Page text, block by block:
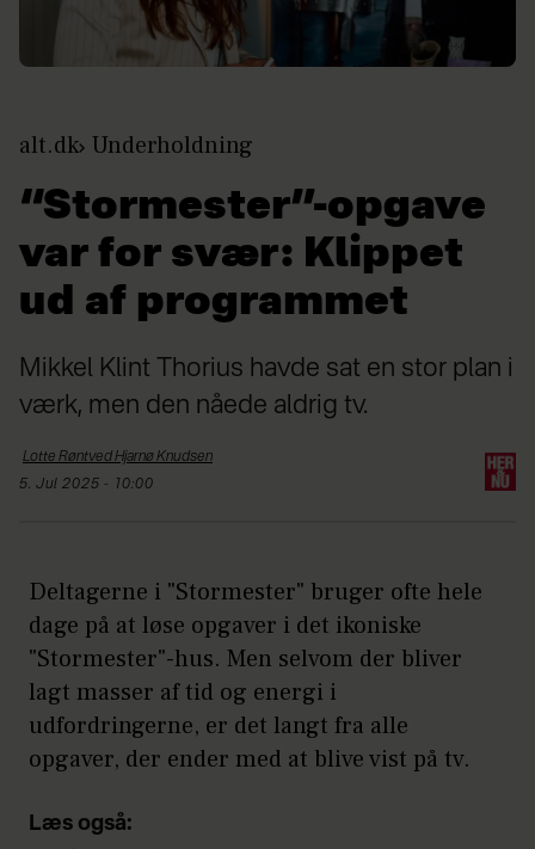
alt.dk Underholdning
“Stormester”-opgave
var for svær: Klippet
ud af programmet
Mikkel Klint Thorius havde sat en stor plan i
værk, men den nåede aldrig tv.
Lotte Røntved HjarnøKnudsen
5. Jul 2025 - 10:00
Deltagerne i "Stormester" bruger ofte hele
dage på at løse opgaver i det ikoniske
"Stormester"-hus. Men selvom der bliver
lagt masser af tid og energi i
udfordringerne, er det langt fra alle
opgaver, der ender med at blive vist på tv.
Læs også: